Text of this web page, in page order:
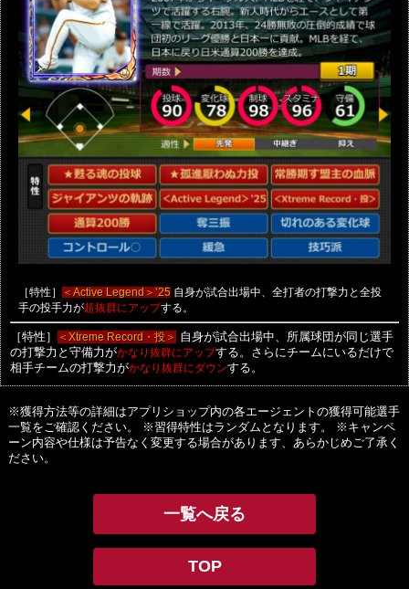
［特性］ ＜Active Legend＞’25自身が試合出場中、全打者の打撃力と全投
手の投手力が超抜群にアップする。
［特性］ ＜Xtreme Record・投＞ 自身が試合出場中、所属球団が同じ選手
の打撃力と守備力がかなり抜群にアップする。さらにチームにいるだけで
相手チームの打撃力がかなり抜群にダウンする。
※獲得方法等の詳細はアプリショップ内の各エージェントの獲得可能選手
一覧をご確認ください。
※習得特性はランダムとなります。
※キャンペ
ーン内容や仕様は予告なく変更する場合があります、あらかじめご了承く
ださい。
一覧へ戻る
TOP